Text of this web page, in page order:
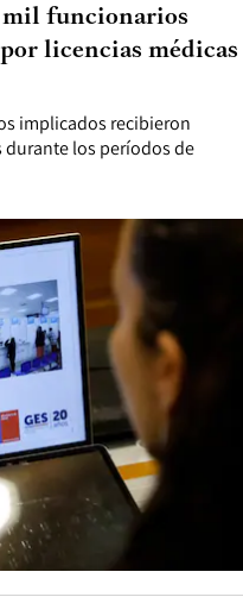
implicados recibieron
durante los períodos de
mil funcionarios
licencias médicas